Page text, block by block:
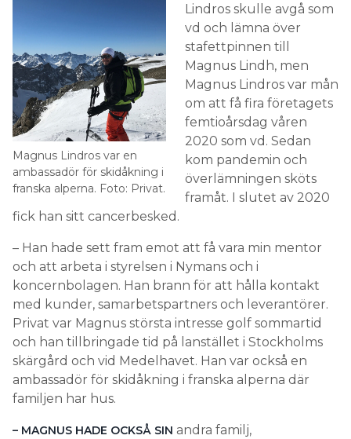
Magnus Lindros var en
ambassadör för skidåkning i
franska alperna. Foto: Privat.
Lindros skulle avgå som
vd och lämna över
stafettpinnen till
Magnus Lindh, men
Magnus Lindros var mån
om att få fira företagets
femtioårsdag våren
2020 som vd. Sedan
kom pandemin och
överlämningen sköts
framåt. I slutet av 2020
fick han sitt cancerbesked.
– Han hade sett fram emot att få vara min mentor
och att arbeta i styrelsen i Nymans och i
koncernbolagen. Han brann för att hålla kontakt
med kunder, samarbetspartners och leverantörer.
Privat var Magnus största intresse golf sommartid
och han tillbringade tid på lanstället i Stockholms
skärgård och vid Medelhavet. Han var också en
ambassadör för skidåkning i franska alperna där
familjen har hus.
– MAGNUS HADE OCKSÅ SIN andra familj,